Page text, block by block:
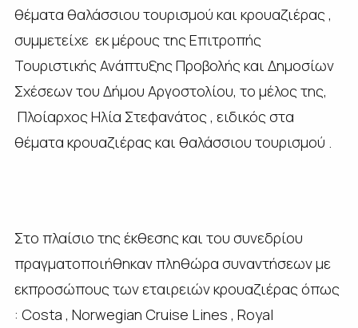
θέματα θαλάσσιου τουρισμού και κρουαζιέρας ,
συμμετείχε εκ μέρους της Επιτροπής
Τουριστικής Ανάπτυξης Προβολής και Δημοσίων
Σχέσεων του Δήμου Αργοστολίου, το μέλος της,
Πλοίαρχος Ηλία Στεφανάτος , ειδικός στα
θέματα κρουαζιέρας και θαλάσσιου τουρισμού .
Στο πλαίσιο της έκθεσης και του συνεδρίου
πραγματοποιήθηκαν πληθώρα συναντήσεων με
εκπροσώπους των εταιρειών κρουαζιέρας όπως
: Costa , Norwegian Cruise Lines , Royal